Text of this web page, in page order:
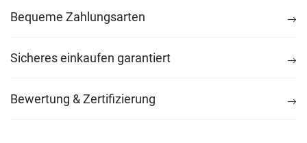
Bequeme Zahlungsarten
Sicheres einkaufen garantiert
Bewertung & Zertifizierung